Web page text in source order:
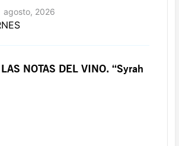
agosto, 2026
NOTAS DEL VINO. “Syrah